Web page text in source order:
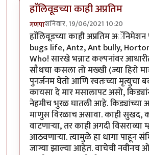
हाॅलिवूडच्या काही अप्रतिम
गणपाशनिवार, 19/06/2021 10:20
हाॅलिवूडच्या काही अप्रतिम अॅनिमेशन
bugs life, Antz, Ant bully,
Who! सारखे भन्नाट कल्पनांवर
साैथचा कसला तो मख्खी (ज्या हिरो
पुनर्जनम घेतो आणि स्वतःच्या मृत्युचा
कायसा दे मार मसालापट असो,
नेहमीच भुरळ घातली आहे. किड्यांच्या
माणुस विरळाच असावा. काही सुखद,
वाटणाऱ्या, तर काही अगदी विसराव्या
आठवणाऱ्या. त्यामुळे हा धागा पाहून
जाग्या झाल्या आहेत. वाचेची